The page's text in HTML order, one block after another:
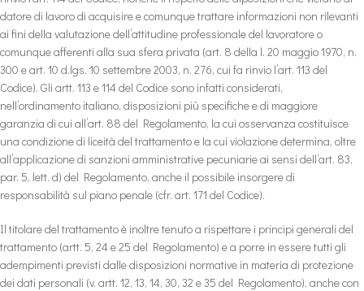
datore di lavoro di acquisire e comunque trattare informazioni non rilevanti
ai fini della valutazione dell’attitudine professionale del lavoratore o
comunque afferenti alla sua sfera privata (art. 8 della l. 20 maggio 1970, n.
300 e art. 10 d.lgs. 10 settembre 2003, n. 276, cui fa rinvio l’art. 113 del
Codice). Gli artt. 113 e 114 del Codice sono infatti considerati,
nell’ordinamento italiano, disposizioni più specifiche e di maggiore
garanzia di cui all’art. 88 del Regolamento, la cui osservanza costituisce
una condizione di liceità del trattamento e la cui violazione determina, oltre
all’applicazione di sanzioni amministrative pecuniarie ai sensi dell’art. 83,
par. 5, lett. d) del Regolamento, anche il possibile insorgere di
responsabilità sul piano penale (cfr. art. 171 del Codice).
Il titolare del trattamento è inoltre tenuto a rispettare i principi generali del
trattamento (artt. 5, 24 e 25 del Regolamento) e a porre in essere tutti gli
adempimenti previsti dalle disposizioni normative in materia di protezione
dei dati personali (v. artt. 12, 13, 14, 30, 32 e 35 del Regolamento), anche con